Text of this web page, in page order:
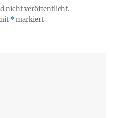
nicht veröffentlicht.
*markiert